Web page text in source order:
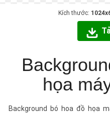
Kích thước:
họa
Background bó hoa đồ họa